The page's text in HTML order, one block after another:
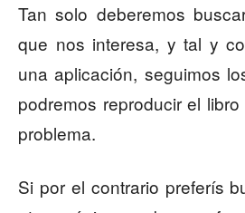
Tan solo deberemos
que nos interesa, y tal y
una aplicación, seguimos
podremos reproducir el
problema.
Si por el contrario preferís